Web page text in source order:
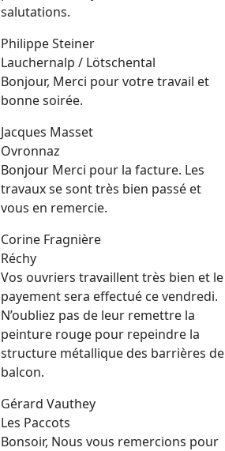
salutations.
Philippe Steiner
Lauchernalp / Lötschental
Bonjour, Merci pour votre travail et
bonne soirée.
Jacques Masset
Ovronnaz
Bonjour Merci pour la facture. Les
travaux se sont très bien passé et
vous en remercie.
Corine Fragnière
Réchy
Vos ouvriers travaillent très bien et le
payement sera effectué ce vendredi.
N’oubliez pas de leur remettre la
peinture rouge pour repeindre la
structure métallique des barrières de
balcon.
Gérard Vauthey
Les Paccots
Bonsoir, Nous vous remercions pour